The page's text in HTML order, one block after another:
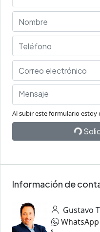
Al subir este formulario estoy
Información de
Gustavo
WhatsApp